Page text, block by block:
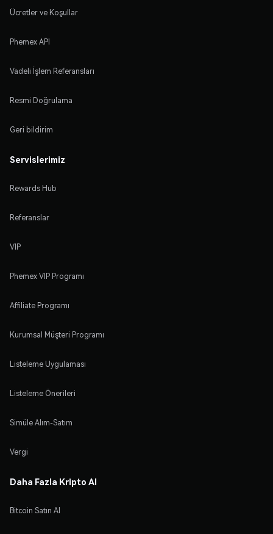
Ücretler ve Koşullar
Phemex API
Vadeli İşlem Referansları
Resmi Doğrulama
Geri bildirim
Servislerimiz
Rewards Hub
Referanslar
VIP
Phemex VIP Programı
Affiliate Programı
Kurumsal Müşteri Programı
Listeleme Uygulaması
Listeleme Önerileri
Simüle Alım-Satım
Vergi
Daha Fazla Kripto Al
Bitcoin Satın Al